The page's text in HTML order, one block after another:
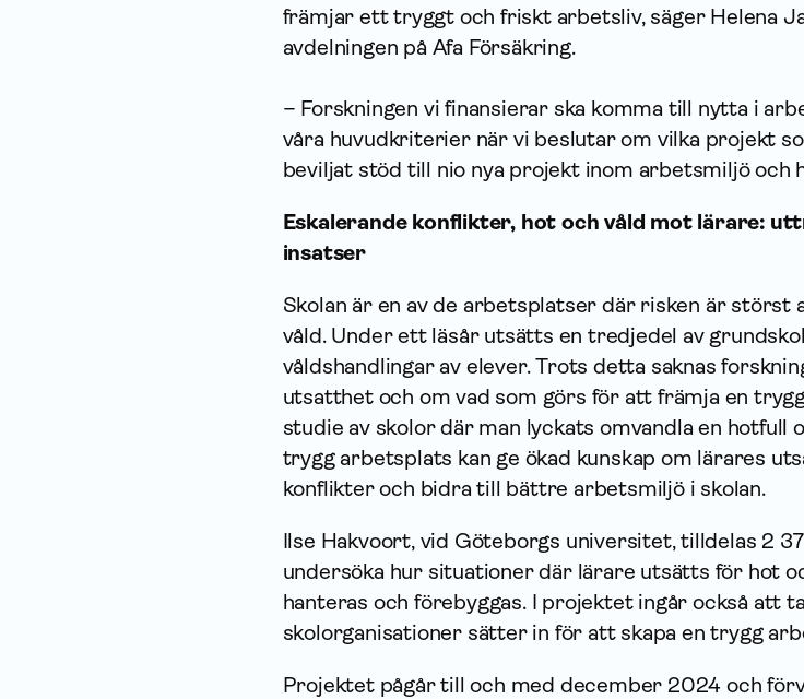
främjar ett tryggt och friskt arbetsliv, säger Helena
avdelningen på Afa Försäkring.
– Forskningen vi finansierar ska komma till nytta i
våra huvudkriterier när vi beslutar om vilka projekt
beviljat stöd till nio nya projekt inom arbetsmiljö och
Eskalerande konflikter, hot och våld mot lärare:
insatser
Skolan är en av de arbetsplatser där risken är störst
våld. Under ett läsår utsätts en tredjedel av
våldshandlingar av elever. Trots detta saknas
utsatthet och om vad som görs för att främja en
studie av skolor där man lyckats omvandla en hotfull
trygg arbetsplats kan ge ökad kunskap om lärares
konflikter och bidra till bättre arbetsmiljö i skolan.
Ilse Hakvoort, vid Göteborgs universitet, tilldelas 2
undersöka hur situationer där lärare utsätts för hot
hanteras och förebyggas. I projektet ingår också att
skolorganisationer sätter in för att skapa en trygg
Projektet pågår till och med december 2024 och